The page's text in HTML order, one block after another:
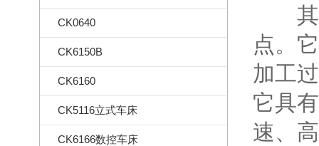
CK0640
CK6150B
CK6160
CK5116立式车床
CK6166数控车床
其次
点。
加工
它具
速、